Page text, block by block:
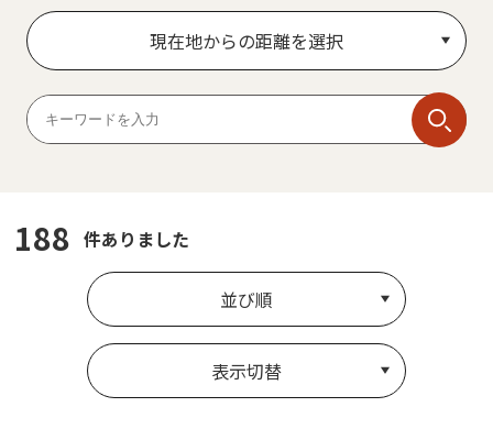
現在地からの距離を選択
188 件ありました
並び順
表示切替